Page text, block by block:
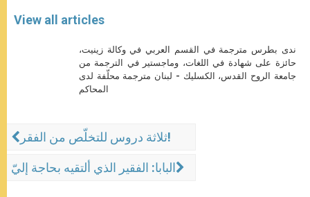
View all articles
ندى بطرس مترجمة في القسم العربي في وكالة زينيت،
حائزة على شهادة في اللغات، وماجستير في الترجمة من
جامعة الروح القدس، الكسليك - لبنان مترجمة محلّفة لدى
المحاكم
ثلاثة دروس للتخلّص من الفقر!
البابا: الفقير الذي ألتقيه بحاجة إليّ